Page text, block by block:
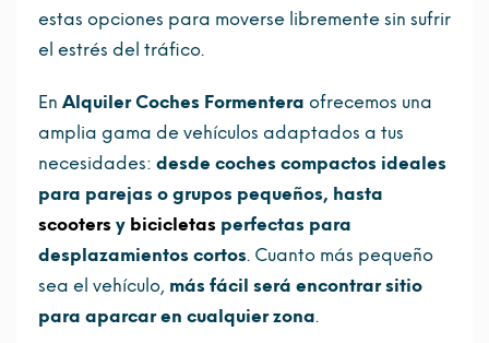
estas opciones para moverse libremente sin sufrir
el estrés del tráfico.
En Alquiler Coches Formentera ofrecemos una
amplia gama de vehículos adaptados a tus
necesidades: desde coches compactos ideales
para parejas o grupos pequeños, hasta
scooters y bicicletas perfectas para
desplazamientos cortos. Cuanto más pequeño
sea el vehículo, más fácil será encontrar sitio
para aparcar en cualquier zona.